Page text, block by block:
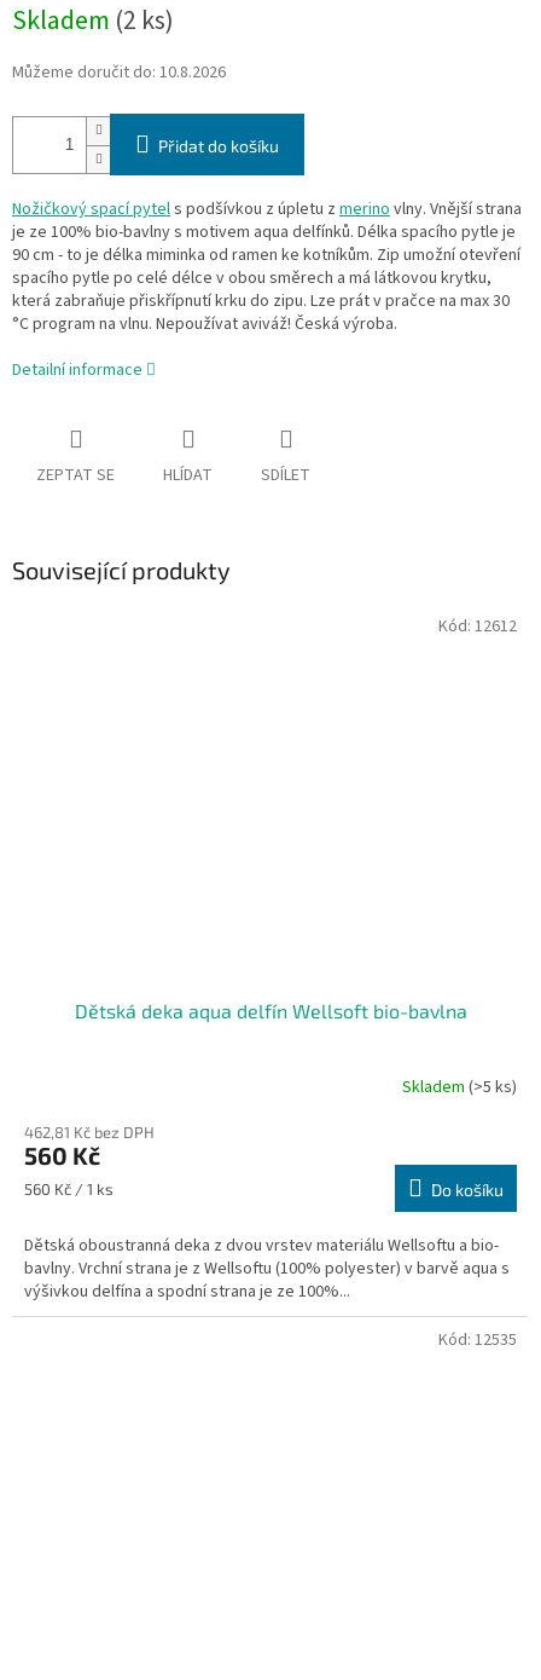
Skladem (2 ks)
Můžeme doručit do: 10.8.2026
Přidat do košíku
Nožičkový spací pytels podšívkou z úpletu z merinovlny. Vnější strana
je ze 100% bio-bavlny s motivem aqua delfínků. Délka spacího pytle je
90 cm - to je délka miminka od ramen ke kotníkům. Zip umožní otevření
spacího pytle po celé délce v obou směrech a má látkovou krytku,
která zabraňuje přiskřípnutí krku do zipu. Lze prát v pračce na max 30
°C program na vlnu. Nepoužívat aviváž! Česká výroba.
Detailní informace
ZEPTAT SE HLÍDAT SDÍLET
Související produkty
Dětská deka aqua delfín Wellsoft bio-bavlna
Skladem (>5 ks)
462,81 Kč bez DPH
560 Kč
Měrná
560 Kč / 1 ks Do košíku
Dětská oboustranná deka z dvou vrstev materiálu Wellsoftu a bio-
bavlny. Vrchní strana je z Wellsoftu (100% polyester) v barvě aqua s
výšivkou delfína a spodní strana je ze 100%...
Kód: 12612
Kód: 12535